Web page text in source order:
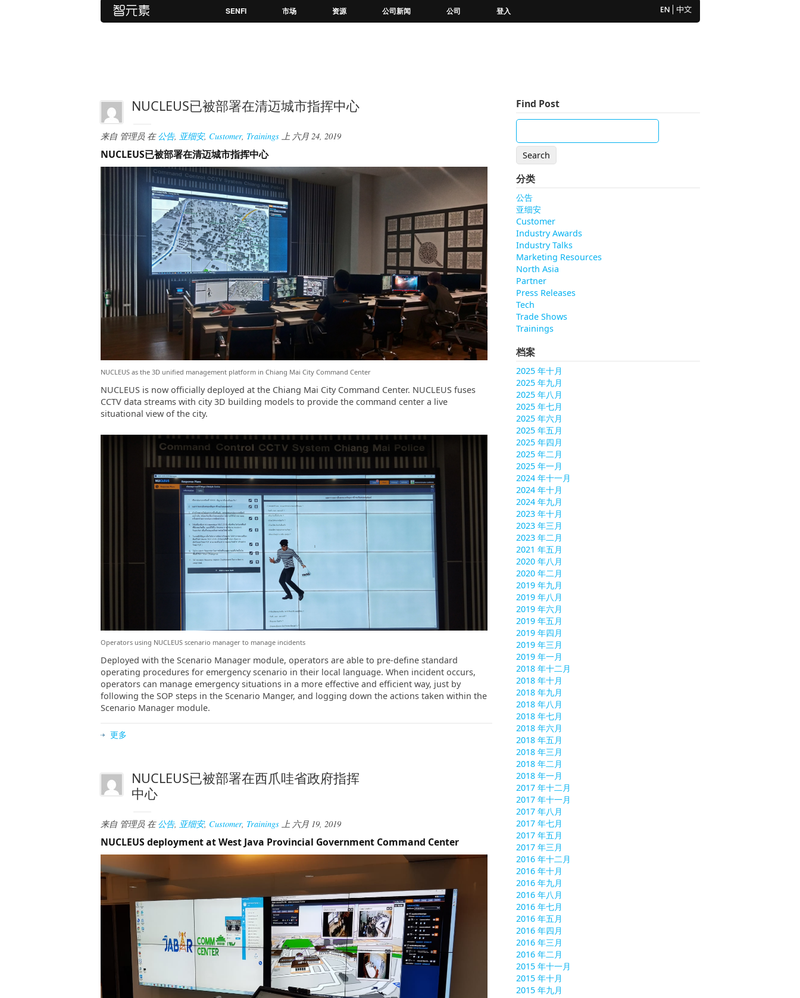
SENFI 市场 资源 公司新闻 公司 登入
NUCLEUS已被部署在清迈城市指挥中心
来自管理员 在 公告, 亚细安, Customer, Trainings 上 六月 24, 2019
NUCLEUS已被部署在清迈城市指挥中心
NUCLEUS as the 3D unified management platform in Chiang Mai City Command Center
NUCLEUS is now officially deployed at the Chiang Mai City Command Center. NUCLEUS fuses
CCTV data streams with city 3D building models to provide the command center a live
situational view of the city.
Operators using NUCLEUS scenario manager to manage incidents
Deployed with the Scenario Manager module, operators are able to pre-define standard
operating procedures for emergency scenario in their local language. When incident occurs,
operators can manage emergency situations in a more effective and efficient way, just by
following the SOP steps in the Scenario Manger, and logging down the actions taken within the
Scenario Manager module.
更多
NUCLEUS已被部署在西爪哇省政府指挥
中心
来自管理员 在 公告, 亚细安, Customer, Trainings 上 六月 19, 2019
NUCLEUS deployment at West Java Provincial Government Command Center
Find Post
分类
公告
亚细安
Customer
Industry Awards
Industry Talks
Marketing Resources
North Asia
Partner
Press Releases
Tech
Trade Shows
Trainings
档案
2025 年十月
2025 年九月
2025 年八月
2025 年七月
2025 年六月
2025 年五月
2025 年四月
2025 年二月
2025 年一月
2024 年十一月
2024 年十月
2024 年九月
2023 年十月
2023 年三月
2023 年二月
2021 年五月
2020 年八月
2020 年二月
2019 年九月
2019 年八月
2019 年六月
2019 年五月
2019 年四月
2019 年三月
2019 年一月
2018 年十二月
2018 年十月
2018 年九月
2018 年八月
2018 年七月
2018 年六月
2018 年五月
2018 年三月
2018 年二月
2018 年一月
2017 年十二月
2017 年十一月
2017 年八月
2017 年七月
2017 年五月
2017 年三月
2016 年十二月
2016 年十月
2016 年九月
2016 年八月
2016 年七月
2016 年五月
2016 年四月
2016 年三月
2016 年二月
2015 年十一月
2015 年十月
2015 年九月